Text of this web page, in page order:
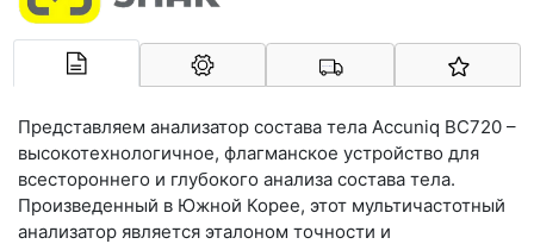
Арконт-Мед
Представляем анализатор состава тела Accuniq BC720 –
высокотехнологичное, флагманское устройство для
всестороннего и глубокого анализа состава тела.
Произведенный в Южной Корее, этот мультичастотный
анализатор является эталоном точности и